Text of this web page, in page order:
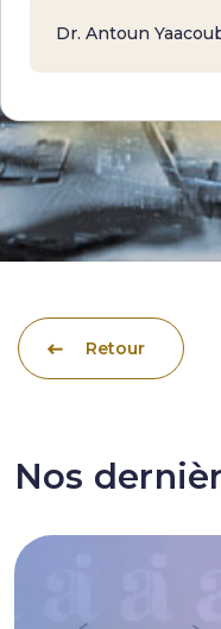
Dr. Antoun
Retour
Nos